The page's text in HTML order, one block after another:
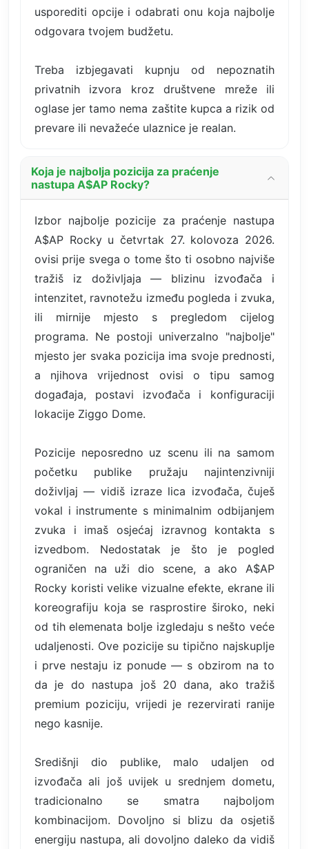
usporediti opcije i odabrati onu koja najbolje
odgovara tvojem budžetu.
Treba izbjegavati kupnju od nepoznatih
privatnih izvora kroz društvene mreže ili
oglase jer tamo nema zaštite kupca a rizik od
prevare ili nevažeće ulaznice je realan.
Koja je najbolja pozicija za praćenje
nastupa A$AP Rocky?
Izbor najbolje pozicije za praćenje nastupa
A$AP Rocky u četvrtak 27. kolovoza 2026.
ovisi prije svega o tome što ti osobno najviše
tražiš iz doživljaja — blizinu izvođača i
intenzitet, ravnotežu između pogleda i zvuka,
ili mirnije mjesto s pregledom cijelog
programa. Ne postoji univerzalno "najbolje"
mjesto jer svaka pozicija ima svoje prednosti,
a njihova vrijednost ovisi o tipu samog
događaja, postavi izvođača i konfiguraciji
lokacije Ziggo Dome.
Pozicije neposredno uz scenu ili na samom
početku publike pružaju najintenzivniji
doživljaj — vidiš izraze lica izvođača, čuješ
vokal i instrumente s minimalnim odbijanjem
zvuka i imaš osjećaj izravnog kontakta s
izvedbom. Nedostatak je što je pogled
ograničen na uži dio scene, a ako A$AP
Rocky koristi velike vizualne efekte, ekrane ili
koreografiju koja se rasprostire široko, neki
od tih elemenata bolje izgledaju s nešto veće
udaljenosti. Ove pozicije su tipično najskuplje
i prve nestaju iz ponude — s obzirom na to
da je do nastupa još 20 dana, ako tražiš
premium poziciju, vrijedi je rezervirati ranije
nego kasnije.
Središnji dio publike, malo udaljen od
izvođača ali još uvijek u srednjem dometu,
tradicionalno se smatra najboljom
kombinacijom. Dovoljno si blizu da osjetiš
energiju nastupa, ali dovoljno daleko da vidiš